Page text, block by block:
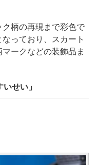
柄の再現まで彩色で
っており、スカート
ークなどの装飾品ま
せい」